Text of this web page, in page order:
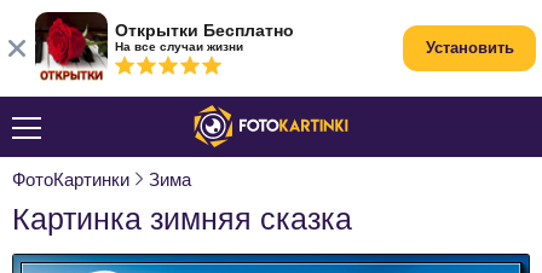
ФотоКартинки Зима
Картинка зимняя сказка
Открытки Бесплатно
На все случаи жизни Установить